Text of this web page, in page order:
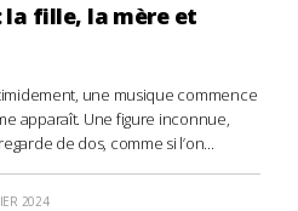
la fille, la mère et
une musique commence
apparaît. Une figure inconnue,
de dos, comme si l’on...
2024